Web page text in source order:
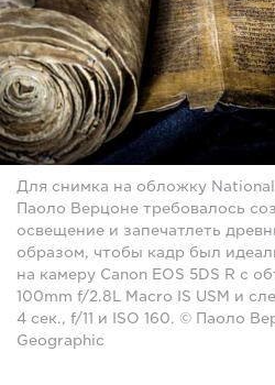
Для снимка на обложку
Паоло Верцоне требовалось
освещение и запечатлеть
образом, чтобы кадр был
на камеру Canon EOS 5DS R с
100mm f/2.8L Macro IS USM и
4 сек., f/11 и ISO 160. © Паоло
Geographic